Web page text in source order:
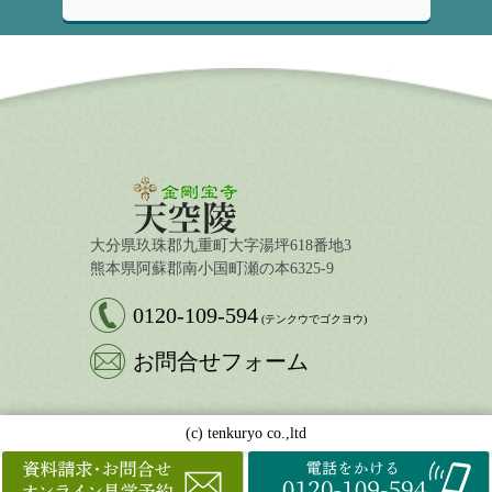
大分県玖珠郡九重町大字湯坪618番地3
熊本県阿蘇郡南小国町瀬の本6325-9
0120-109-594 (テンクウでゴクヨウ)
お問合せフォーム
(c) tenkuryo co.,ltd